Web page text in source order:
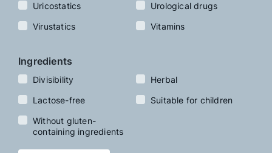
Uricostatics
Urological drugs
Virustatics
Vitamins
Ingredients
Divisibility
Herbal
Lactose-free
Suitable for children
Without gluten-
containing ingredients